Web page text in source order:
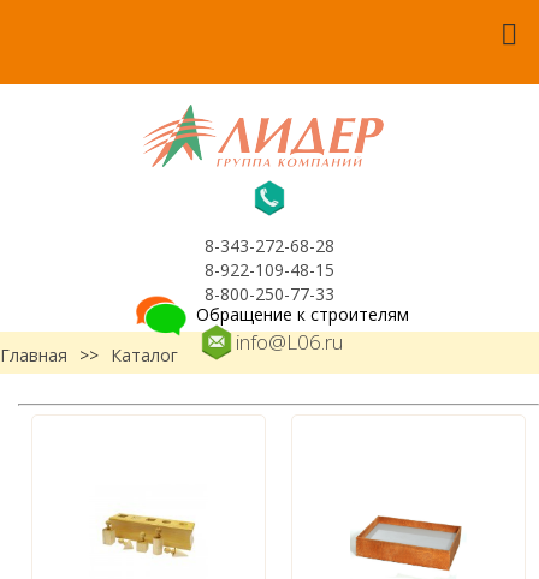
8-343-272-68-28
8-922-109-48-15
8-800-250-77-33
info@L06.ru
Обращение к строителям
Главная
>> Каталог